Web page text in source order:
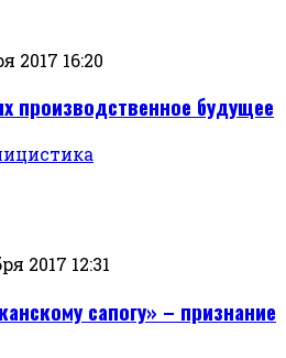
2017 16:20
производственное будущее
2017 12:31
сапогу» – признание